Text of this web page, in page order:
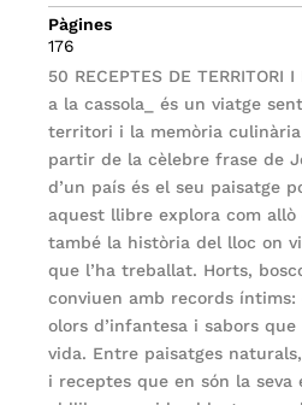
Pàgines
176
50 RECEPTES DE TERRITORI
a la cassola_ és un viatge
territori i la memòria culinària
partir de la cèlebre frase de
d’un país és el seu paisatge
aquest llibre explora com allò
també la història del lloc on
que l’ha treballat. Horts,
conviuen amb records
olors d’infantesa i sabors
vida. Entre paisatges
i receptes que en són la seva